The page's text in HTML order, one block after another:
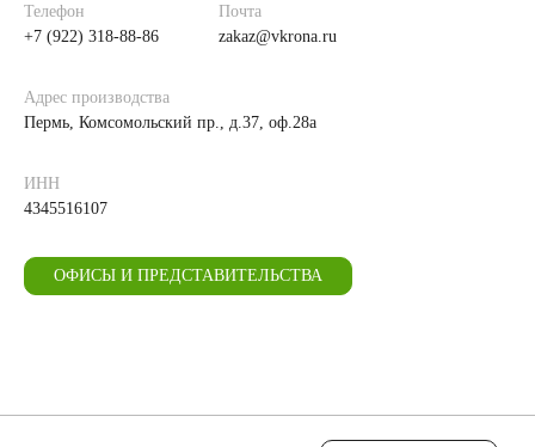
Телефон
+7 (922) 318-88-86
Почта
zakaz@vkrona.ru
Адрес производства
Пермь, Комсомольский пр., д.37, оф.28а
ИНН
4345516107
ОФИСЫ И ПРЕДСТАВИТЕЛЬСТВА